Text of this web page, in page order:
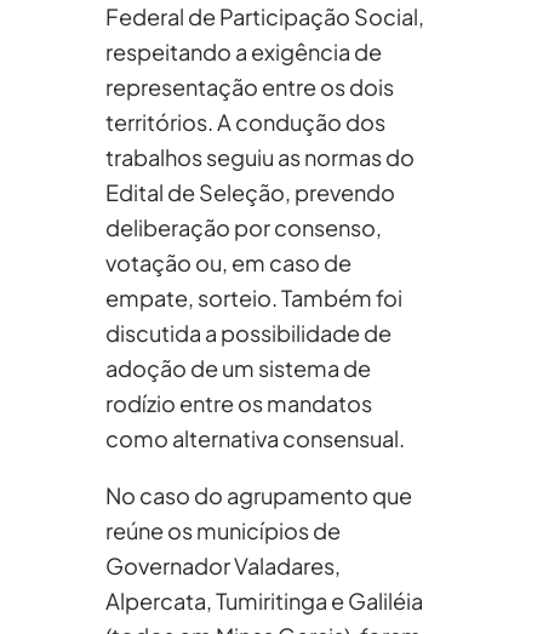
Federal de Participação Social,
respeitando a exigência de
representação entre os dois
territórios. A condução dos
trabalhos seguiu as normas do
Edital de Seleção, prevendo
deliberação por consenso,
votação ou, em caso de
empate, sorteio. Também foi
discutida a possibilidade de
adoção de um sistema de
rodízio entre os mandatos
como alternativa consensual.
No caso do agrupamento que
reúne os municípios de
Governador Valadares,
Alpercata, Tumiritinga e Galiléia